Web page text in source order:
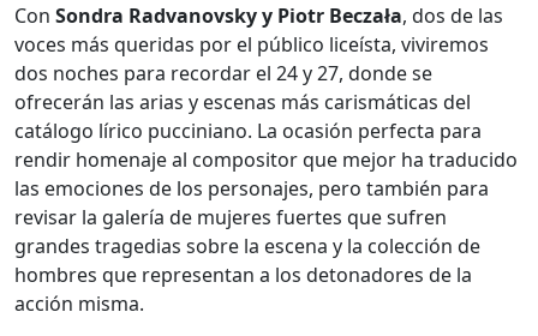
Con Sondra Radvanovsky y Piotr Beczała, dos de las
voces más queridas por el público liceísta, viviremos
dos noches para recordar el 24 y 27, donde se
ofrecerán las arias y escenas más carismáticas del
catálogo lírico pucciniano. La ocasión perfecta para
rendir homenaje al compositor que mejor ha traducido
las emociones de los personajes, pero también para
revisar la galería de mujeres fuertes que sufren
grandes tragedias sobre la escena y la colección de
hombres que representan a los detonadores de la
acción misma.